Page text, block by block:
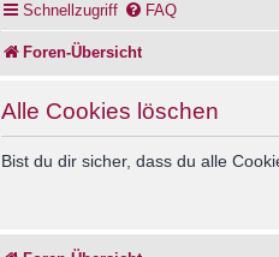
Schnellzugriff FAQ
Foren-Übersicht
Alle Cookies löschen
Bist du dir sicher, dass du alle